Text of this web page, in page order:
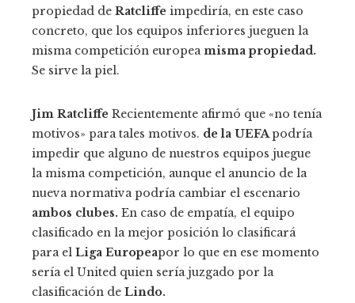
propiedad de Ratcliffe impediría, en este caso
concreto, que los equipos inferiores jueguen la
misma competición europeamisma propiedad.
Se sirve la piel.
Jim Ratcliffe Recientemente afirmó que «no tenía
motivos» para tales motivos. de la UEFApodría
impedir que alguno de nuestros equipos juegue
la misma competición, aunque el anuncio de la
nueva normativa podría cambiar el escenario
ambos clubes. En caso de empatía, el equipo
clasificado en la mejor posición lo clasificará
para el Liga Europeapor lo que en ese momento
sería el United quien sería juzgado por la
clasificación de Lindo.